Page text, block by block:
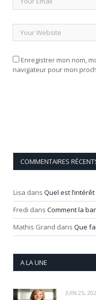
Enregistrer mon nom,
navigateur pour mon
COMMENTAIRES
Lisa dans Quel est
Fredi dans Comment la
Mathis Grand dans Que
A LA UNE
JUIN 25,